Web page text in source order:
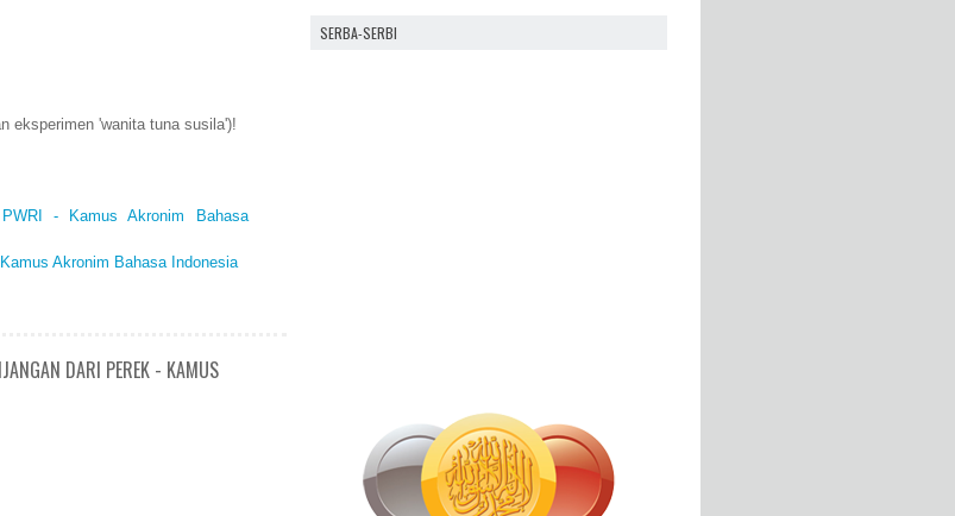
eksperimen 'wanita tuna susila')!
- Kamus Akronim Bahasa
Akronim Bahasa Indonesia
DARI PEREK - KAMUS
SERBA-SERBI